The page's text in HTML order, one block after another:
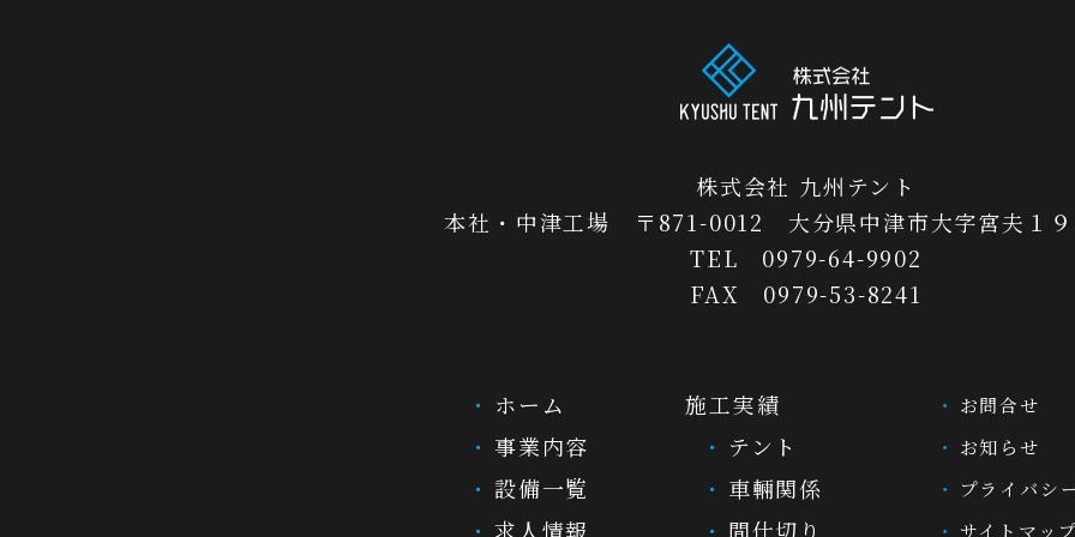
株式会社 九州テント
本社・中津工場 〒871-0012 大分県中津市大字宮夫１９
TEL 0979-64-9902
FAX 0979-53-8241
ホーム
事業内容
設備一覧
求人情報
施工実績
テント
車輛関係
間仕切り
お問合せ
お知らせ
プライバシ
サイトマップ